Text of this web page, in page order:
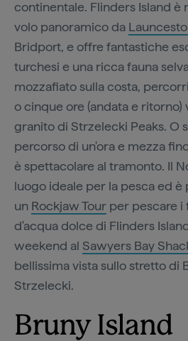
continentale. Flinders Island
volo panoramico da
Bridport, e offre fantastiche
turchesi e una ricca fauna
mozzafiato sulla costa,
o cinque ore (andata e ritorno)
granito di Strzelecki Peaks. O
percorso di un'ora e mezza
è spettacolare al tramonto. Il
luogo ideale per la pesca ed è
un Rockjaw Tour per pescare i
d'acqua dolce di Flinders
weekend al Sawyers Bay
bellissima vista sullo stretto di
Strzelecki.
Bruny Island